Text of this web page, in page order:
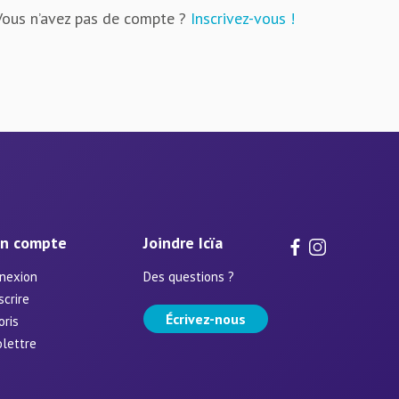
n’avez pas de compte ? Inscrivez-vous !
compte Joindre Icïa
Des questions ?
Écrivez-nous